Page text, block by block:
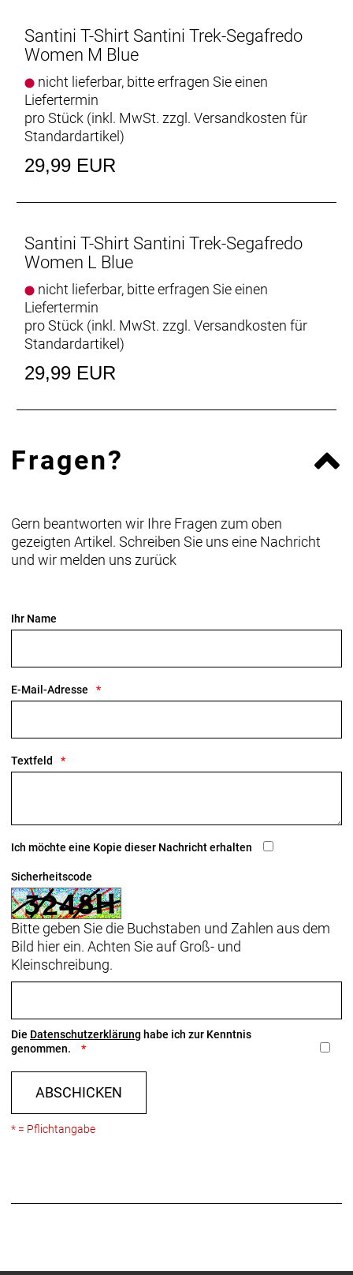
Santini T-Shirt Santini Trek-Segafredo
Women M Blue
nicht lieferbar, bitte erfragen Sie einen
Liefertermin
pro Stück (inkl. MwSt. zzgl. Versandkosten für
Standardartikel)
29,99 EUR
Santini T-Shirt Santini Trek-Segafredo
Women L Blue
nicht lieferbar, bitte erfragen Sie einen
Liefertermin
pro Stück (inkl. MwSt. zzgl. Versandkosten für
Standardartikel)
29,99 EUR
Fragen?
Gern beantworten wir Ihre Fragen zum oben
gezeigten Artikel. Schreiben Sie uns eine Nachricht
und wir melden uns zurück
Ihr Name
E-Mail-Adresse
Textfeld
Ich möchte eine Kopie dieser Nachricht erhalten
Sicherheitscode
Bitte geben Sie die Buchstaben und Zahlen aus dem
Bild hier ein. Achten Sie auf Groß- und
Kleinschreibung.
Die Datenschutzerklärung habe ich zur Kenntnis
genommen.
ABSCHICKEN
* = Pflichtangabe